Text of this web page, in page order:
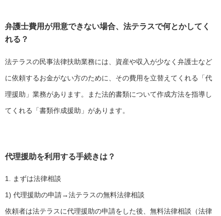
弁護士費用が用意できない場合、法テラスで何とかしてく
れる？
法テラスの民事法律扶助業務には、資産や収入が少なく弁護士など
に依頼するお金がない方のために、その費用を立替えてくれる「代
理援助」業務があります。また法的書類について作成方法を指導し
てくれる「書類作成援助」があります。
代理援助を利用する手続きは？
1. まずは法律相談
1) 代理援助の申請→法テラスの無料法律相談
依頼者は法テラスに代理援助の申請をした後、無料法律相談（法律